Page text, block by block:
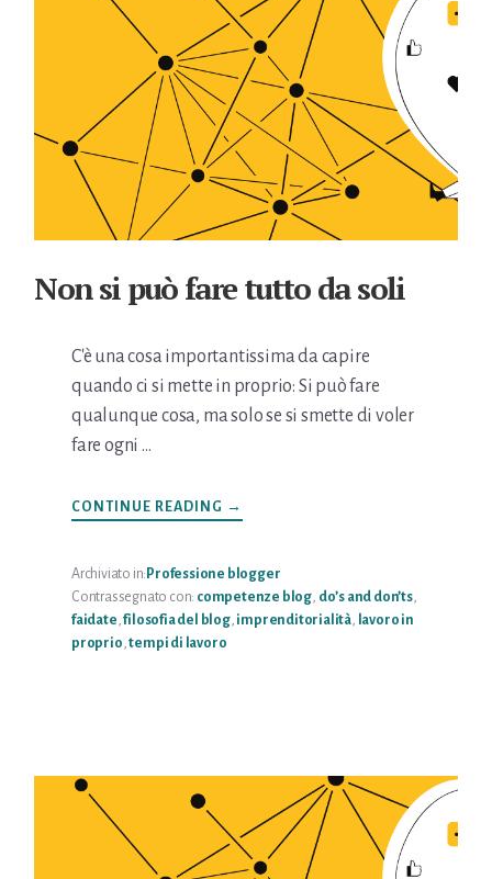
Non si può fare tutto da soli
C'è una cosa importantissima da capire
quando ci si mette in proprio: Si può fare
qualunque cosa, ma solo se si smette di voler
fare ogni …
CONTINUE READING INFONON
SI
TUTTO
DA
SOLI
→
Archiviato in: Professione blogger
Contrassegnato con: competenze blog do’s and don’ts,
faidate ,filosofia del blog, imprenditorialità,
lavoro in
proprio ,tempi di lavoro